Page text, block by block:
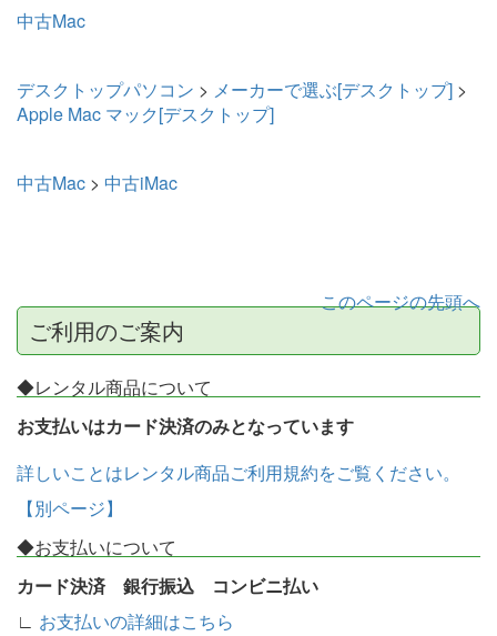
中古Mac
デスクトップパソコン > メーカーで選ぶ[デスクトップ] >
Apple Mac マック[デスクトップ]
中古Mac > 中古iMac
このページの先頭へ
ご利用のご案内
◆レンタル商品について
お支払いはカード決済のみとなっています
詳しいことはレンタル商品ご利用規約をご覧ください。
【別ページ】
◆お支払いについて
カード決済 銀行振込 コンビニ払い
∟ お支払いの詳細はこちら